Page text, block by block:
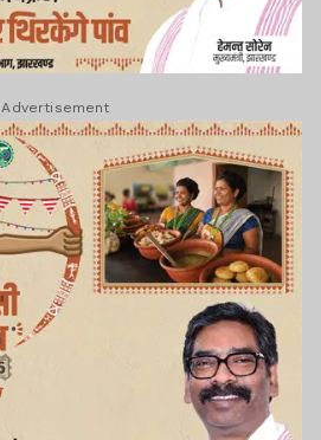
Advertisement